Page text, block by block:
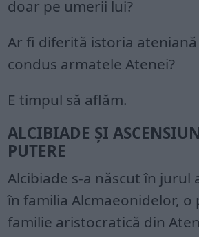
doar pe umerii lui?
Ar fi diferită istoria ateniană
condus armatele Atenei?
E timpul să aflăm.
ALCIBIADE ȘI
PUTERE
Alcibiade s-a născut în jurul
în familia Alcmaeonidelor, o
familie aristocratică din